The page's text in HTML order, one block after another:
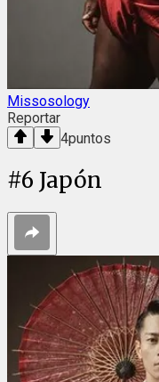
Missosology
Reportar
4puntos
#6 Japón